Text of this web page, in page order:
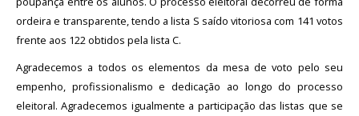
ordeira e transparente, tendo a lista S saído vitoriosa com 141 votos
frente aos 122 obtidos pela lista C.
Agradecemos a todos os elementos da mesa de voto pelo seu
empenho, profissionalismo e dedicação ao longo do processo
eleitoral. Agradecemos igualmente a participação das listas que se